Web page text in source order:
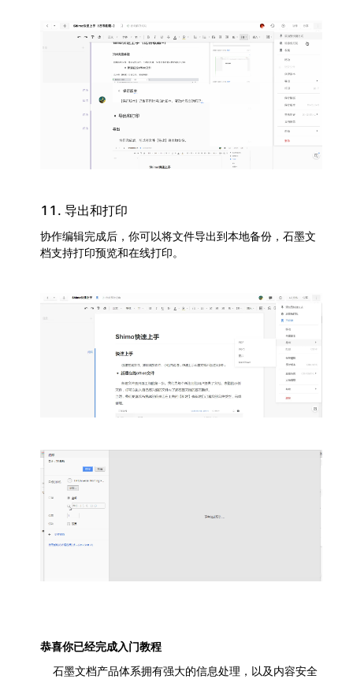
11. 导出和打印
协作编辑完成后，你可以将文件导出到本地备份，石墨文
档支持打印预览和在线打印。
恭喜你已经完成入门教程